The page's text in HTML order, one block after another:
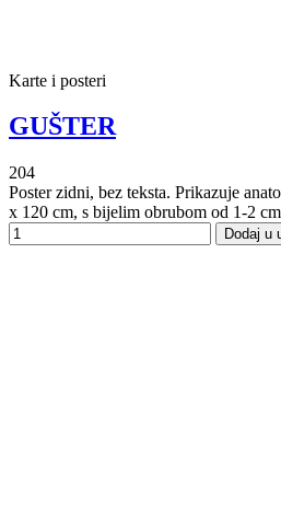
Karte i posteri
GUŠTER
204
Poster zidni, bez teksta. Prikazuje
x 120 cm, s bijelim obrubom od 1-2
Dodaj u